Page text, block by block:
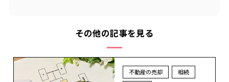
その他の記事を見る
不動産の売却
相続